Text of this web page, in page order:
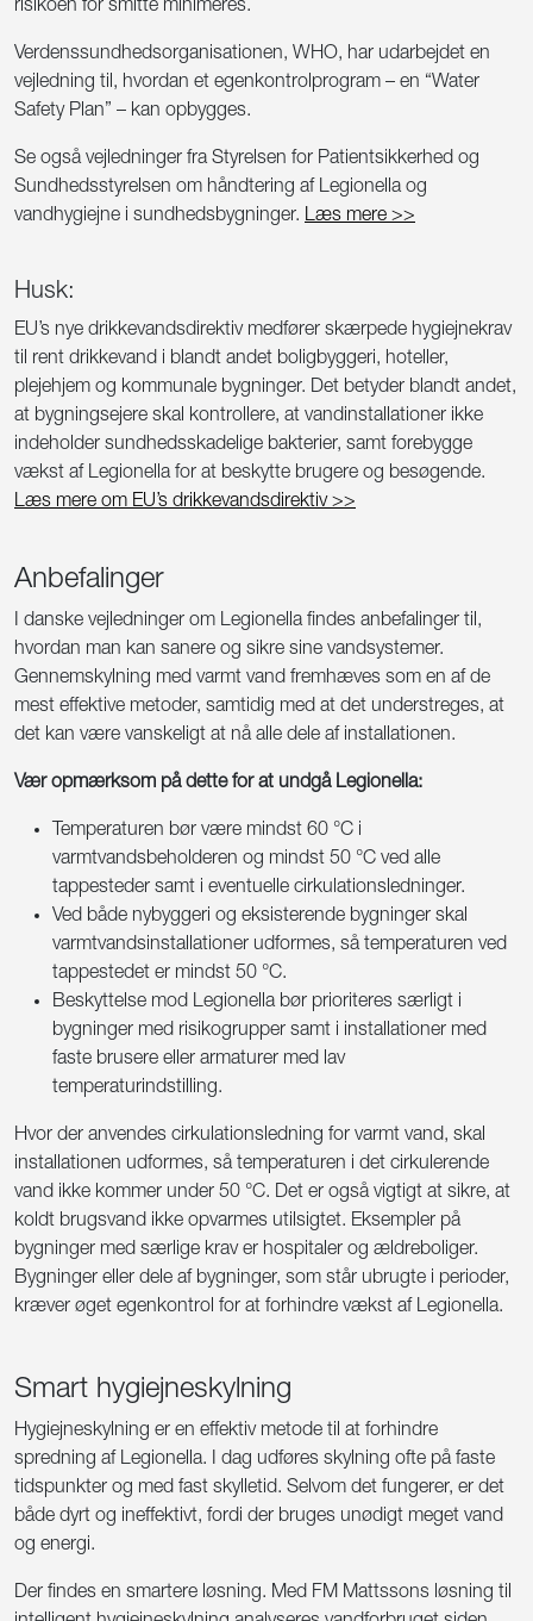
risikoen for smitte minimeres.
Verdenssundhedsorganisationen, WHO, har udarbejdet en
vejledning til, hvordan et egenkontrolprogram – en “Water
Safety Plan” – kan opbygges.
Se også vejledninger fra Styrelsen for Patientsikkerhed og
Sundhedsstyrelsen om håndtering af Legionella og
vandhygiejne i sundhedsbygninger. Læs mere >>
Husk:
EU’s nye drikkevandsdirektiv medfører skærpede hygiejnekrav
til rent drikkevand i blandt andet boligbyggeri, hoteller,
plejehjem og kommunale bygninger. Det betyder blandt andet,
at bygningsejere skal kontrollere, at vandinstallationer ikke
indeholder sundhedsskadelige bakterier, samt forebygge
vækst af Legionella for at beskytte brugere og besøgende.
Læs mere om EU’s drikkevandsdirektiv >>
Anbefalinger
I danske vejledninger om Legionella findes anbefalinger til,
hvordan man kan sanere og sikre sine vandsystemer.
Gennemskylning med varmt vand fremhæves som en af de
mest effektive metoder, samtidig med at det understreges, at
det kan være vanskeligt at nå alle dele af installationen.
Vær opmærksom på dette for at undgå Legionella:
Temperaturen bør være mindst 60 °C i
varmtvandsbeholderen og mindst 50 °C ved alle
tappesteder samt i eventuelle cirkulationsledninger.
Ved både nybyggeri og eksisterende bygninger skal
varmtvandsinstallationer udformes, så temperaturen ved
tappestedet er mindst 50 °C.
Beskyttelse mod Legionella bør prioriteres særligt i
bygninger med risikogrupper samt i installationer med
faste brusere eller armaturer med lav
temperaturindstilling.
Hvor der anvendes cirkulationsledning for varmt vand, skal
installationen udformes, så temperaturen i det cirkulerende
vand ikke kommer under 50 °C. Det er også vigtigt at sikre, at
koldt brugsvand ikke opvarmes utilsigtet. Eksempler på
bygninger med særlige krav er hospitaler og ældreboliger.
Bygninger eller dele af bygninger, som står ubrugte i perioder,
kræver øget egenkontrol for at forhindre vækst af Legionella.
Smart hygiejneskylning
Hygiejneskylning er en effektiv metode til at forhindre
spredning af Legionella. I dag udføres skylning ofte på faste
tidspunkter og med fast skylletid. Selvom det fungerer, er det
både dyrt og ineffektivt, fordi der bruges unødigt meget vand
og energi.
Der findes en smartere løsning. Med FM Mattssons løsning til